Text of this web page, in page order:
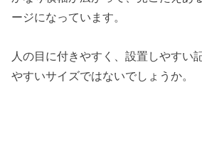
ージになっています。
人の目に付きやすく、設置しやすい
やすいサイズではないでしょうか。